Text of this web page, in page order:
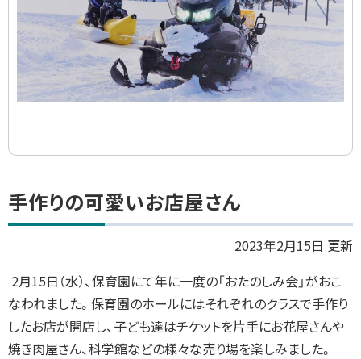
ト
ッ
戻
る
手作りの可愛いお店屋さん
2023年2月15日 更新
2月15日（水）、保育園にて年に一度の「おたのしみ会」がおこ
なわれました。保育園のホールにはそれぞれのクラスで手作り
したお店が開店し、子ども達はチケットを片手にお花屋さんや
焼き肉屋さん、科学館などの様々な売り場を楽しみました。